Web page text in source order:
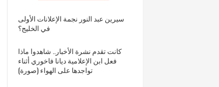
سيرين عبد النور نجمة الإعلانات الأولى
في الخليج؟
كانت تقدم نشرة الأخبار.. شاهدوا ماذا
فعل ابن الإعلامية ديانا فاخوري أثناء
تواجدها على الهواء (صورة)